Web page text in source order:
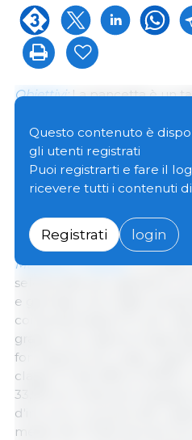
Obiettivi:La pancetta è un
muscolare. Questo lavoro
grasso della pancia sulle
morfologiche, meccaniche
compositive delle pancette
pancetta.
Materiali e Metodi: Un totale
selezionate per garantire la
e genotipi, sono state
computerizzata (TC) per
grasso che, insieme al
formazione di 5 classi: classe
classe F2 dal 26% al 33,9%
33,9% di contenuto di grasso
d'incrocio commerciali;
medio del 47,3% da suini
Questo contenuto è
gli utenti registrati
Puoi registrarti e fare il
ricevere tutti i contenuti
Registrati login